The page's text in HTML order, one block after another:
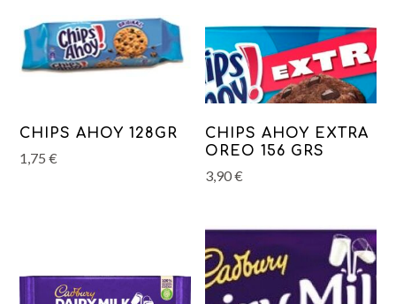
CHIPS AHOY 128GR
1,75€
CHIPS AHOY EXTRA
OREO 156 GRS
3,90€